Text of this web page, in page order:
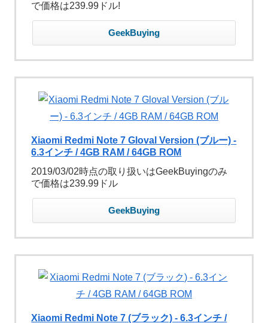
で価格は239.99ドル!
GeekBuying
Xiaomi Redmi Note 7 Gloval Version (ブルー) -
6.3インチ / 4GB RAM / 64GB ROM
2019/03/02時点の取り扱いはGeekBuyingのみ
で価格は239.99ドル
GeekBuying
Xiaomi Redmi Note 7 (ブラック) - 6.3インチ /